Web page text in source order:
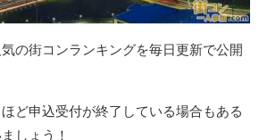
の街コンランキングを毎日更新で公開
ほど申込受付が終了している場合もある
しょう！